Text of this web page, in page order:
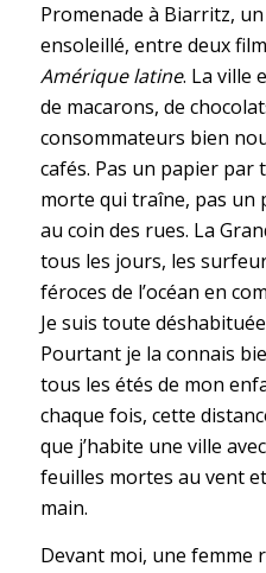
Promenade à Biarritz,
ensoleillé, entre deux
Amérique latine. La ville
de macarons, de
consommateurs bien
cafés. Pas un papier par
morte qui traîne, pas un
au coin des rues. La
tous les jours, les
féroces de l’océan en
Je suis toute
Pourtant je la connais
tous les étés de mon
chaque fois, cette
que j’habite une ville
feuilles mortes au vent
main.
Devant moi, une femme